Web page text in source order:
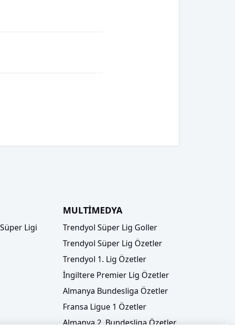
Ligi
MULTİMEDYA
Trendyol Süper Lig Goller
Trendyol Süper Lig Özetler
Trendyol 1. Lig Özetler
İngiltere Premier Lig Özetler
Almanya Bundesliga Özetler
Fransa Ligue 1 Özetler
Almanya 2. Bundesliga Özetler